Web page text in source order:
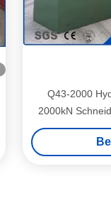
Q43-2000
2000kN
zum